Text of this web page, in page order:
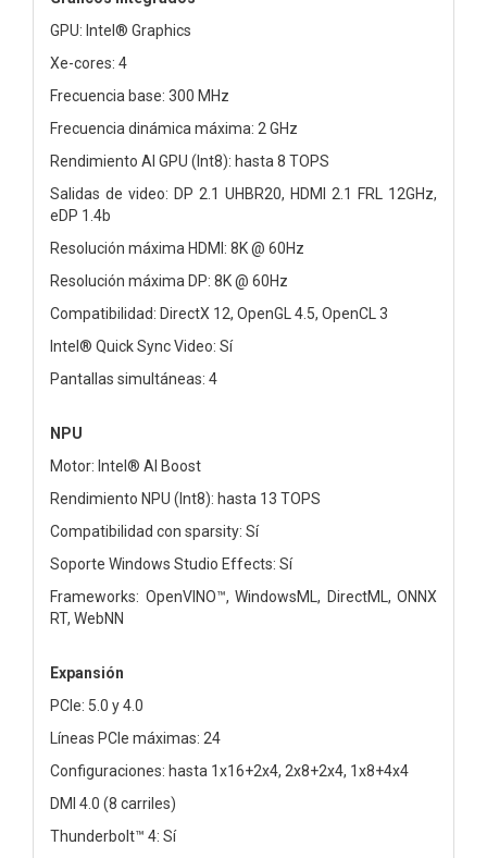
GPU: Intel® Graphics
Xe-cores: 4
Frecuencia base: 300 MHz
Frecuencia dinámica máxima: 2 GHz
Rendimiento AI GPU (Int8): hasta 8 TOPS
Salidas de video: DP 2.1 UHBR20, HDMI 2.1 FRL 12GHz,
eDP 1.4b
Resolución máxima HDMI: 8K @ 60Hz
Resolución máxima DP: 8K @ 60Hz
Compatibilidad: DirectX 12, OpenGL 4.5, OpenCL 3
Intel® Quick Sync Video: Sí
Pantallas simultáneas: 4
NPU
Motor: Intel® AI Boost
Rendimiento NPU (Int8): hasta 13 TOPS
Compatibilidad con sparsity: Sí
Soporte Windows Studio Effects: Sí
Frameworks: OpenVINO™, WindowsML, DirectML, ONNX
RT, WebNN
Expansión
PCIe: 5.0 y 4.0
Líneas PCIe máximas: 24
Configuraciones: hasta 1x16+2x4, 2x8+2x4, 1x8+4x4
DMI 4.0 (8 carriles)
Thunderbolt™ 4: Sí